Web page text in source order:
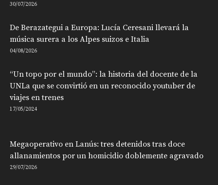
30/07/2026
De Berazategui a Europa: Lucía Ceresani llevará la
música surera a los Alpes suizos e Italia
04/08/2026
“Un topo por el mundo”: la historia del docente de la
UNLa que se convirtió en un reconocido youtuber de
viajes en trenes
17/05/2024
Megaoperativo en Lanús: tres detenidos tras doce
allanamientos por un homicidio doblemente agravado
29/07/2026